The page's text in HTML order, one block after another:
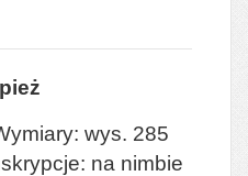
wys. 285
na nimbie